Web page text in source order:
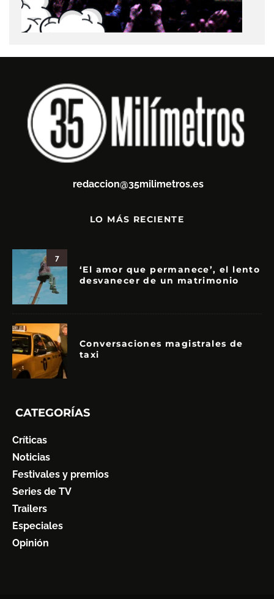
redaccion@35milimetros.es
LO MÁS RECIENTE
7
‘El amor que permanece’, el lento
desvanecer de un matrimonio
Conversaciones magistrales de
taxi
CATEGORÍAS
Críticas
Noticias
Festivales y premios
Series de TV
Trailers
Especiales
Opinión